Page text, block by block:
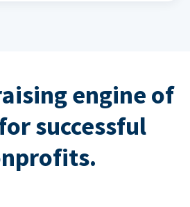
engine of
successful